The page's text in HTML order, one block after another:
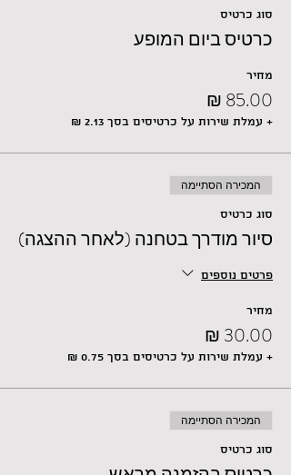
סוג כרטיס
כרטיס ביום המופע
מחיר
+ עמלת שירות על כרטיסים בסך ‏2.13 ‏₪
המכירה הסתיימה
סוג כרטיס
סיור מודרך בטחנה (לאחר ההצגה)
פרטים נוספים
מחיר
+ עמלת שירות על כרטיסים בסך ‏0.75 ‏₪
המכירה הסתיימה
סוג כרטיס